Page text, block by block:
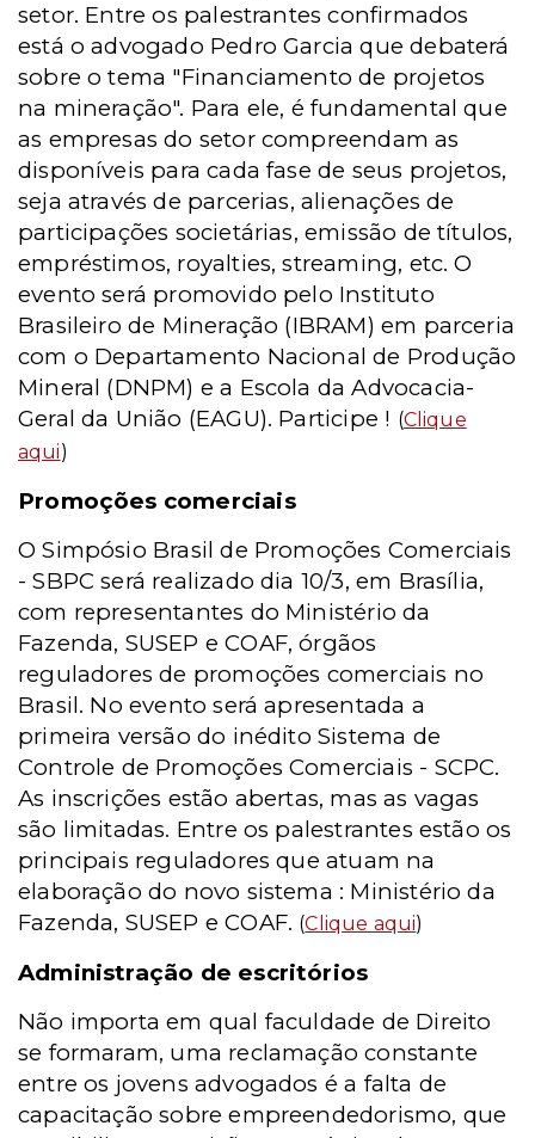
setor. Entre os palestrantes confirmados
está o advogado Pedro Garcia que debaterá
sobre o tema "Financiamento de projetos
na mineração". Para ele, é fundamental que
as empresas do setor compreendam as
disponíveis para cada fase de seus projetos,
seja através de parcerias, alienações de
participações societárias, emissão de títulos,
empréstimos, royalties, streaming, etc. O
evento será promovido pelo Instituto
Brasileiro de Mineração (IBRAM) em parceria
com o Departamento Nacional de Produção
Mineral (DNPM) e a Escola da Advocacia-
Geral da União (EAGU). Participe ! (Clique
aqui)
Promoções comerciais
O Simpósio Brasil de Promoções Comerciais
- SBPC será realizado dia 10/3, em Brasília,
com representantes do Ministério da
Fazenda, SUSEP e COAF, órgãos
reguladores de promoções comerciais no
Brasil. No evento será apresentada a
primeira versão do inédito Sistema de
Controle de Promoções Comerciais - SCPC.
As inscrições estão abertas, mas as vagas
são limitadas. Entre os palestrantes estão os
principais reguladores que atuam na
elaboração do novo sistema : Ministério da
Fazenda, SUSEP e COAF. (Clique aqui)
Administração de escritórios
Não importa em qual faculdade de Direito
se formaram, uma reclamação constante
entre os jovens advogados é a falta de
capacitação sobre empreendedorismo, que